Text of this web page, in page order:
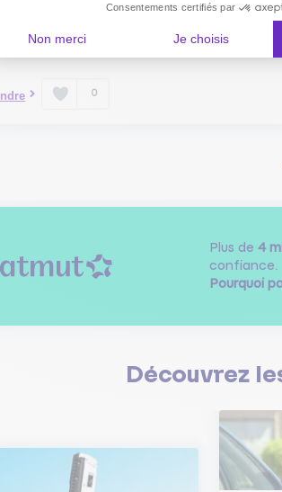
fait sur un autre véhicule ancien (saab 900) qui
c'est tres bien, sur la Mustang avec
0
Plus de 4
confiance.
Pourquoi
Découvrez
Consentements certifiés par
Non merci Je choisis